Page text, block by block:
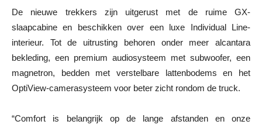
De nieuwe trekkers zijn uitgerust met de ruime GX-
slaapcabine en beschikken over een luxe Individual Line-
interieur. Tot de uitrusting behoren onder meer alcantara
bekleding, een premium audiosysteem met subwoofer, een
magnetron, bedden met verstelbare lattenbodems en het
OptiView-camerasysteem voor beter zicht rondom de truck.
“Comfort is belangrijk op de lange afstanden en onze